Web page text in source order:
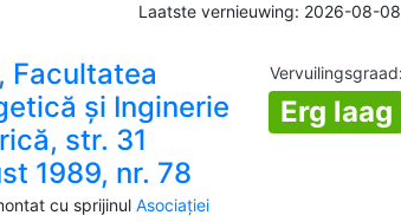
Laatste vernieuwing: 2026-08-
Facultatea
și Inginerie
str. 31
1989, nr. 78
cu sprijinul Asociației
Vervuilingsgraad:
Erg laag